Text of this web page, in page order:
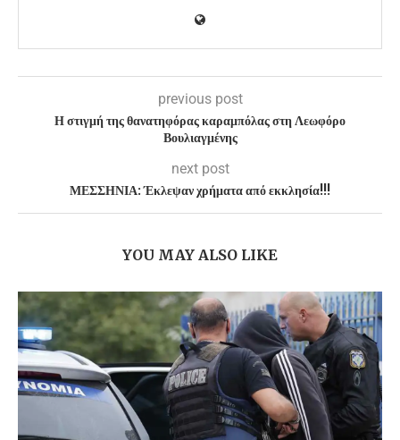
previous post
Η στιγμή της θανατηφόρας καραμπόλας στη Λεωφόρο
Βουλιαγμένης
next post
ΜΕΣΣΗΝΙΑ: Έκλεψαν χρήματα από εκκλησία!!!
YOU MAY ALSO LIKE